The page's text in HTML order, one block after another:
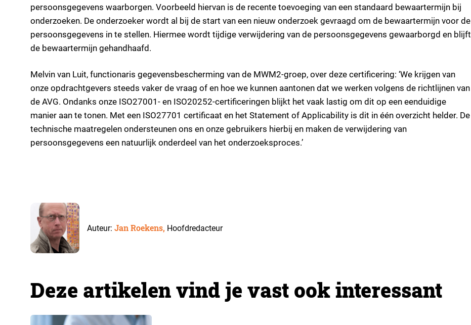
persoonsgegevens waarborgen. Voorbeeld hiervan is de recente toevoeging van een standaard bewaartermijn bij
onderzoeken. De onderzoeker wordt al bij de start van een nieuw onderzoek gevraagd om de bewaartermijn voor de
persoonsgegevens in te stellen. Hiermee wordt tijdige verwijdering van de persoonsgegevens gewaarborgd en blijft
de bewaartermijn gehandhaafd.
Melvin van Luit, functionaris gegevensbescherming van de MWM2-groep, over deze certificering: ‘We krijgen van
onze opdrachtgevers steeds vaker de vraag of en hoe we kunnen aantonen dat we werken volgens de richtlijnen van
de AVG. Ondanks onze ISO27001- en ISO20252-certificeringen blijkt het vaak lastig om dit op een eenduidige
manier aan te tonen. Met een ISO27701 certificaat en het Statement of Applicability is dit in één overzicht helder. De
technische maatregelen ondersteunen ons en onze gebruikers hierbij en maken de verwijdering van
persoonsgegevens een natuurlijk onderdeel van het onderzoeksproces.’
Auteur: Jan Roekens, Hoofdredacteur
Deze artikelen vind je vast ook interessant